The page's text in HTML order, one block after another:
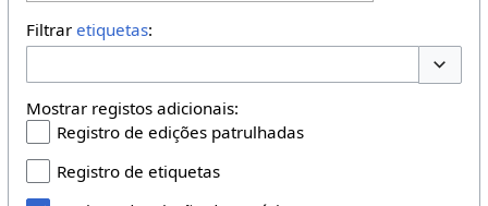
Filtrar etiquetas:
Mostrar registos adicionais:
Registro de edições patrulhadas
Registro de etiquetas